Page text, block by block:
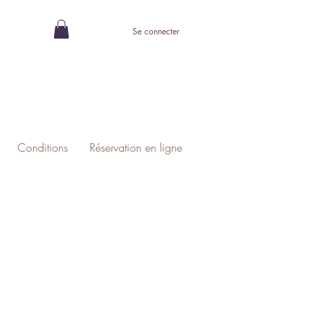
Se connecter
Conditions Réservation en ligne